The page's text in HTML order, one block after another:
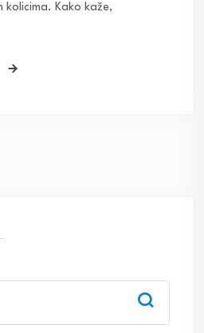
kolicima. Kako kaže,